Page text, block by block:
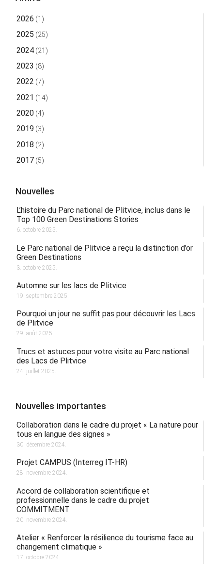
2026 (1)
2025 (25)
2024(21)
2023 (8)
2022 (7)
2021 (14)
2020(4)
2019 (3)
2018 (2)
2017(5)
Nouvelles
L’histoire du Parc national de Plitvice, inclus dans le
Top 100 Green Destinations Stories
6. octobre 2025.
Le Parc national de Plitvice a reçu la distinction d’or
Green Destinations
3. octobre 2025.
Automne sur les lacs de Plitvice
19. septembre 2025.
Pourquoi un jour ne suffit pas pour découvrir les Lacs
de Plitvice
29. août 2025.
Trucs et astuces pour votre visite au Parc national
des Lacs de Plitvice
24. juillet 2025.
Nouvelles importantes
Collaboration dans le cadre du projet « La nature pour
tous en langue des signes »
30. décembre 2024.
Projet CAMPUS (Interreg IT-HR)
28. novembre 2024.
Accord de collaboration scientifique et
professionnelle dans le cadre du projet
COMMITMENT
20. novembre 2024.
Atelier « Renforcer la résilience du tourisme face au
changement climatique »
17. octobre 2024.